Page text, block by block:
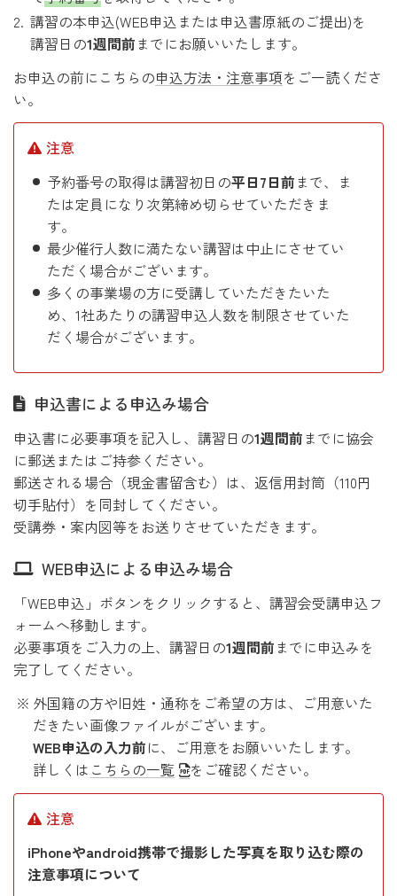
講習の本申込(WEB申込または申込書原紙のご提出)を
講習日の1週間前までにお願いいたします。
お申込の前にこちらの申込方法・注意事項をご一読くださ
い。
注意
予約番号の取得は講習初日の平日7日前まで、ま
たは定員になり次第締め切らせていただきま
す。
最少催行人数に満たない講習は中止にさせてい
ただく場合がございます。
多くの事業場の方に受講していただきたいた
め、1社あたりの講習申込人数を制限させていた
だく場合がございます。
申込書による申込み場合
申込書に必要事項を記入し、講習日の1週間前までに協会
に郵送またはご持参ください。
郵送される場合（現金書留含む）は、返信用封筒（110円
切手貼付）を同封してください。
受講券・案内図等をお送りさせていただきます。
WEB申込による申込み場合
「WEB申込」ボタンをクリックすると、講習会受講申込フ
ォームへ移動します。
必要事項をご入力の上、講習日の1週間前までに申込みを
完了してください。
外国籍の方や旧姓・通称をご希望の方は、ご用意いた
だきたい画像ファイルがございます。
WEB申込の入力前に、ご用意をお願いいたします。
詳しくは こちらの一覧 をご確認ください。
注意
iPhoneやandroid携帯で撮影した写真を取り込む際の
注意事項について